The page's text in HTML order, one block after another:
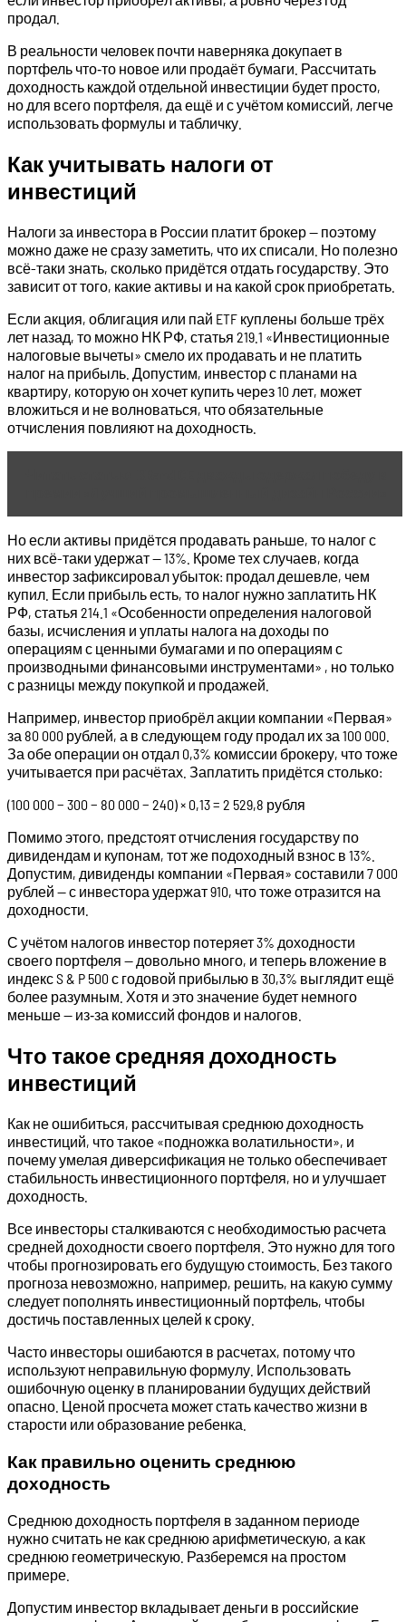
продал.
В реальности человек почти наверняка докупает в
портфель что‑то новое или продаёт бумаги. Рассчитать
доходность каждой отдельной инвестиции будет просто,
но для всего портфеля, да ещё и с учётом комиссий, легче
использовать формулы и табличку.
Как учитывать налоги от
инвестиций
Налоги за инвестора в России платит брокер — поэтому
можно даже не сразу заметить, что их списали. Но полезно
всё-таки знать, сколько придётся отдать государству. Это
зависит от того, какие активы и на какой срок приобретать.
Если акция, облигация или пай ETF куплены больше трёх
лет назад, то можно НК РФ, статья 219.1 «Инвестиционные
налоговые вычеты» смело их продавать и не платить
налог на прибыль. Допустим, инвестор с планами на
квартиру, которую он хочет купить через 10 лет, может
вложиться и не волноваться, что обязательные
отчисления повлияют на доходность.
Но если активы придётся продавать раньше, то налог с
них всё-таки удержат — 13%. Кроме тех случаев, когда
инвестор зафиксировал убыток: продал дешевле, чем
купил. Если прибыль есть, то налог нужно заплатить НК
РФ, статья 214.1 «Особенности определения налоговой
базы, исчисления и уплаты налога на доходы по
операциям с ценными бумагами и по операциям с
производными финансовыми инструментами» , но только
с разницы между покупкой и продажей.
Например, инвестор приобрёл акции компании «Первая»
за 80 000 рублей, а в следующем году продал их за 100 000.
За обе операции он отдал 0,3% комиссии брокеру, что тоже
учитывается при расчётах. Заплатить придётся столько:
(100 000 − 300 − 80 000 − 240) × 0,13 = 2 529,8 рубля
Помимо этого, предстоят отчисления государству по
дивидендам и купонам, тот же подоходный взнос в 13%.
Допустим, дивиденды компании «Первая» составили 7 000
рублей — с инвестора удержат 910, что тоже отразится на
доходности.
С учётом налогов инвестор потеряет 3% доходности
своего портфеля — довольно много, и теперь вложение в
индекс S & P 500 с годовой прибылью в 30,3% выглядит ещё
более разумным. Хотя и это значение будет немного
меньше — из‑за комиссий фондов и налогов.
Что такое средняя доходность
инвестиций
Как не ошибиться, рассчитывая среднюю доходность
инвестиций, что такое «подножка волатильности», и
почему умелая диверсификация не только обеспечивает
стабильность инвестиционного портфеля, но и улучшает
доходность.
Все инвесторы сталкиваются с необходимостью расчета
средней доходности своего портфеля. Это нужно для того
чтобы прогнозировать его будущую стоимость. Без такого
прогноза невозможно, например, решить, на какую сумму
следует пополнять инвестиционный портфель, чтобы
достичь поставленных целей к сроку.
Часто инвесторы ошибаются в расчетах, потому что
используют неправильную формулу. Использовать
ошибочную оценку в планировании будущих действий
опасно. Ценой просчета может стать качество жизни в
старости или образование ребенка.
Как правильно оценить среднюю
доходность
Среднюю доходность портфеля в заданном периоде
нужно считать не как среднюю арифметическую, а как
среднюю геометрическую. Разберемся на простом
примере.
Допустим инвестор вкладывает деньги в российские